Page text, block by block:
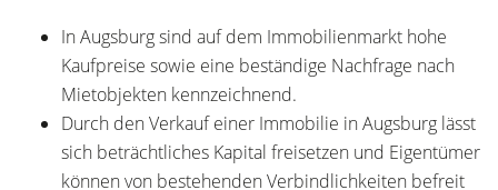
In Augsburg sind auf dem Immobilienmarkt hohe
Kaufpreise sowie eine beständige Nachfrage nach
Mietobjekten kennzeichnend.
Durch den Verkauf einer Immobilie in Augsburg lässt
sich beträchtliches Kapital freisetzen und Eigentümer
können von bestehenden Verbindlichkeiten befreit